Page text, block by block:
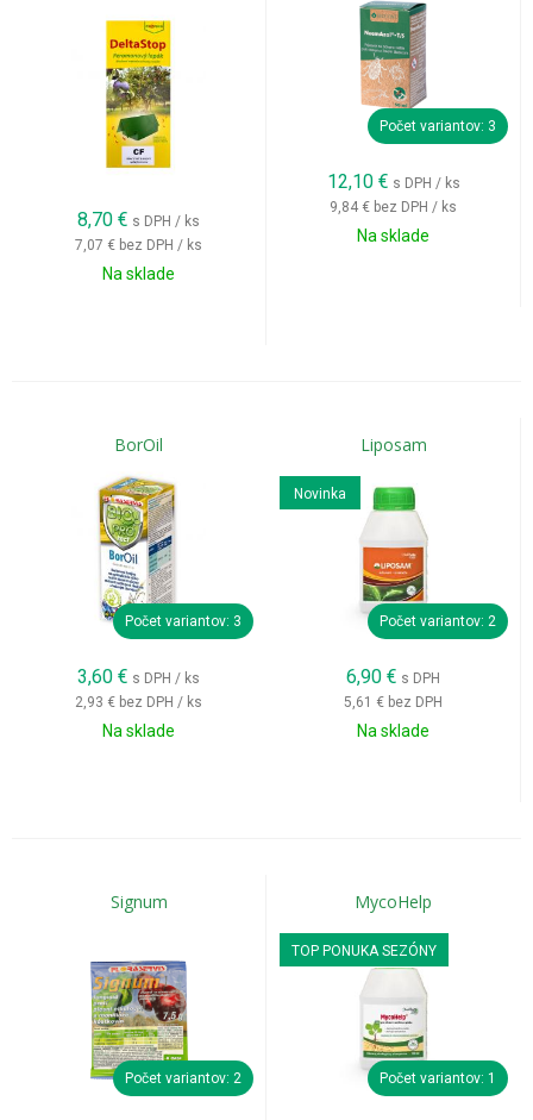
8,70 € s DPH / ks
7,07 € bez DPH / ks
Na sklade
Počet variantov: 3
12,10 € s DPH / ks
9,84 € bez DPH / ks
Na sklade
BorOil
Počet variantov: 3
3,60 € s DPH / ks
2,93 € bez DPH / ks
Na sklade
Liposam
Novinka
Počet variantov: 2
6,90 € s DPH
5,61 € bez DPH
Na sklade
Signum
Počet variantov: 2
MycoHelp
TOP PONUKA SEZÓNY
Počet variantov: 1